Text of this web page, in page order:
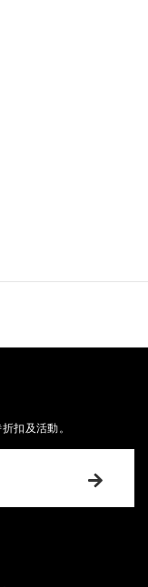
扣及活動。